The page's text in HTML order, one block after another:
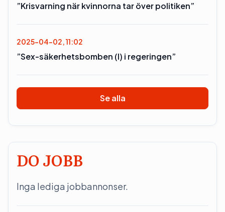
”Krisvarning när kvinnorna tar över politiken”
2025-04-02, 11:02
”Sex-säkerhetsbomben (l) i regeringen”
Se alla
DO JOBB
Inga lediga jobbannonser.